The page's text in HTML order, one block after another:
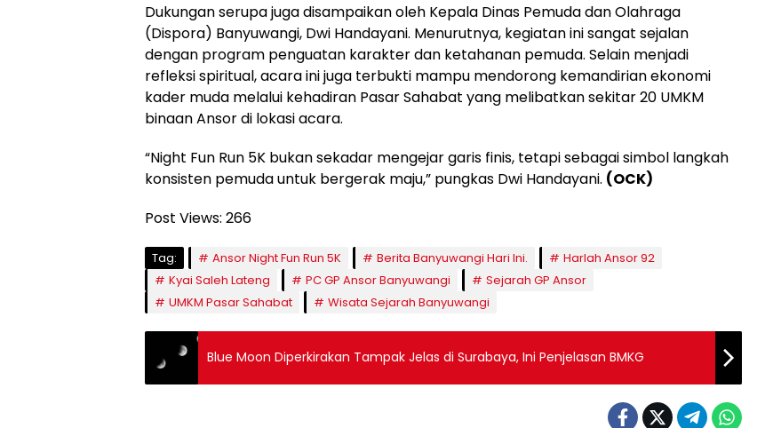
Dukungan serupa juga disampaikan oleh Kepala Dinas Pemuda dan Olahraga
(Dispora) Banyuwangi, Dwi Handayani. Menurutnya, kegiatan ini sangat sejalan
dengan program penguatan karakter dan ketahanan pemuda. Selain menjadi
refleksi spiritual, acara ini juga terbukti mampu mendorong kemandirian ekonomi
kader muda melalui kehadiran Pasar Sahabat yang melibatkan sekitar 20 UMKM
binaan Ansor di lokasi acara.
“Night Fun Run 5K bukan sekadar mengejar garis finis, tetapi sebagai simbol langkah
konsisten pemuda untuk bergerak maju,” pungkas Dwi Handayani. (OCK)
Post Views: 266
Tag: Ansor Night Fun Run 5K Berita Banyuwangi Hari Ini.
Harlah Ansor 92
Kyai Saleh Lateng
PC GP Ansor Banyuwangi
Sejarah GP Ansor
UMKM Pasar Sahabat
Wisata Sejarah Banyuwangi
Blue Moon Diperkirakan Tampak Jelas di Surabaya, Ini Penjelasan BMKG